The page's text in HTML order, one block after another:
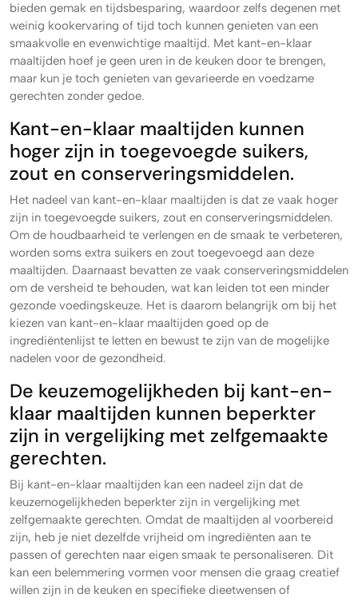
bieden gemak en tijdsbesparing, waardoor zelfs degenen met
weinig kookervaring of tijd toch kunnen genieten van een
smaakvolle en evenwichtige maaltijd. Met kant-en-klaar
maaltijden hoef je geen uren in de keuken door te brengen,
maar kun je toch genieten van gevarieerde en voedzame
gerechten zonder gedoe.
Kant-en-klaar maaltijden kunnen
hoger zijn in toegevoegde suikers,
zout en conserveringsmiddelen.
Het nadeel van kant-en-klaar maaltijden is dat ze vaak hoger
zijn in toegevoegde suikers, zout en conserveringsmiddelen.
Om de houdbaarheid te verlengen en de smaak te verbeteren,
worden soms extra suikers en zout toegevoegd aan deze
maaltijden. Daarnaast bevatten ze vaak conserveringsmiddelen
om de versheid te behouden, wat kan leiden tot een minder
gezonde voedingskeuze. Het is daarom belangrijk om bij het
kiezen van kant-en-klaar maaltijden goed op de
ingrediëntenlijst te letten en bewust te zijn van de mogelijke
nadelen voor de gezondheid.
De keuzemogelijkheden bij kant-en-
klaar maaltijden kunnen beperkter
zijn in vergelijking met zelfgemaakte
gerechten.
Bij kant-en-klaar maaltijden kan een nadeel zijn dat de
keuzemogelijkheden beperkter zijn in vergelijking met
zelfgemaakte gerechten. Omdat de maaltijden al voorbereid
zijn, heb je niet dezelfde vrijheid om ingrediënten aan te
passen of gerechten naar eigen smaak te personaliseren. Dit
kan een belemmering vormen voor mensen die graag creatief
willen zijn in de keuken en specifieke dieetwensen of